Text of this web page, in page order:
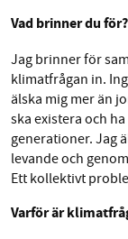
Vad brinner du för?
Jag brinner för
klimatfrågan in.
älska mig mer än
ska existera och
generationer. Jag
levande och
Ett kollektivt
Varför är